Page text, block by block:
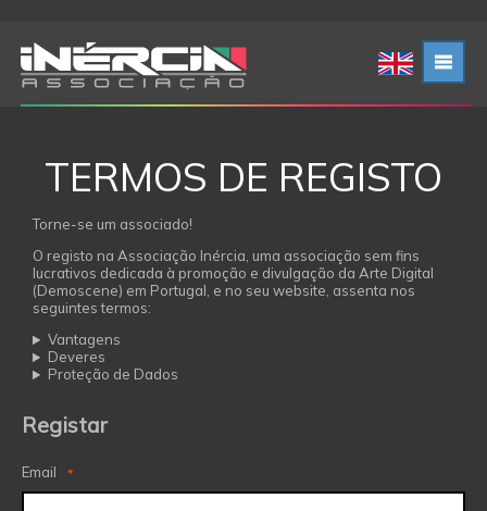
TERMOS DE REGISTO
Torne-se um associado!
O registo na Associação Inércia, uma associação sem fins
lucrativos dedicada à promoção e divulgação da Arte Digital
(Demoscene) em Portugal, e no seu website, assenta nos
seguintes termos:
Vantagens
Deveres
Proteção de Dados
Registar
Email *